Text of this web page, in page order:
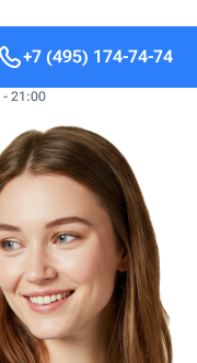
+7 (495) 174-74-74
- 21:00